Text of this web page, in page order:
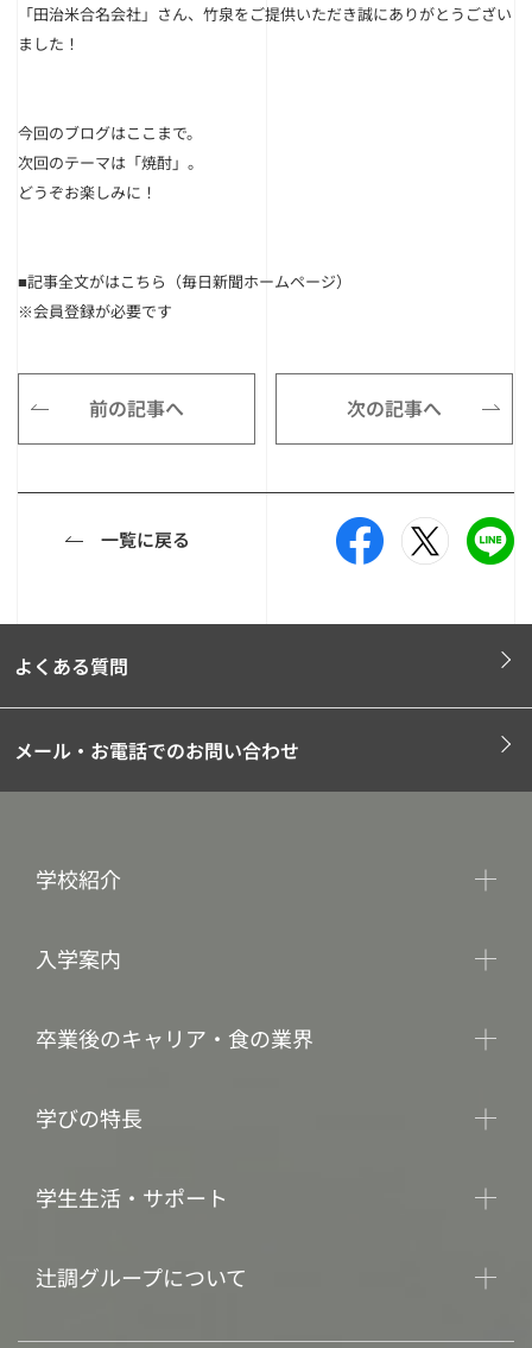
「田治米合名会社」さん、竹泉をご提供いただき誠にありがとうござい
ました！
今回のブログはここまで。
次回のテーマは 「焼酎」 。
どうぞお楽しみに！
■記事全文がはこちら （毎日新聞ホームページ）
※会員登録が必要です
前の記事へ 次の記事へ
一覧に戻る
よくある質問
メール・お電話でのお問い合わせ
学校紹介
入学案内
卒業後のキャリア・食の業界
学びの特長
学生生活・サポート
辻調グループについて